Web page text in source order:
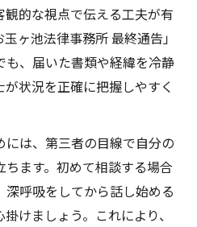
的な視点で伝える工夫が有
ヶ池法律事務所 最終通告」
、届いた書類や経緯を冷静
状況を正確に把握しやすく
は、第三者の目線で自分の
ます。初めて相談する場合
呼吸をしてから話し始める
けましょう。これにより、